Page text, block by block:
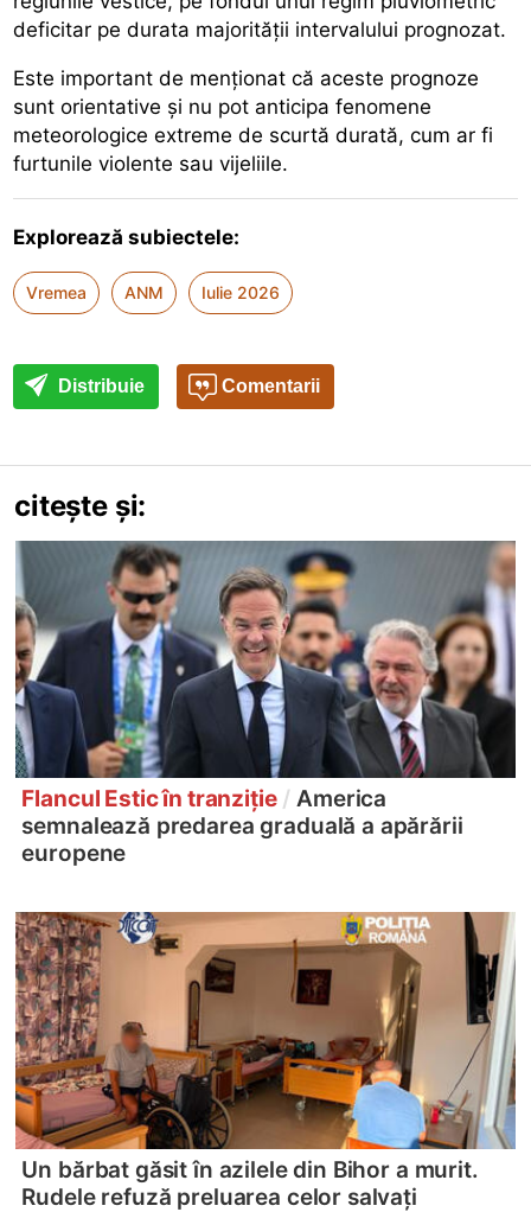
deficitar pe durata majorității intervalului prognozat.
Este important de menționat că aceste prognoze
sunt orientative și nu pot anticipa fenomene
meteorologice extreme de scurtă durată, cum ar fi
furtunile violente sau vijeliile.
Explorează subiectele:
Vremea ANM Iulie 2026
Distribuie Comentarii
citește și:
Flancul Estic în tranziție / America
semnalează predarea graduală a apărării
europene
Un bărbat găsit în azilele din Bihor a murit.
Rudele refuză preluarea celor salvați